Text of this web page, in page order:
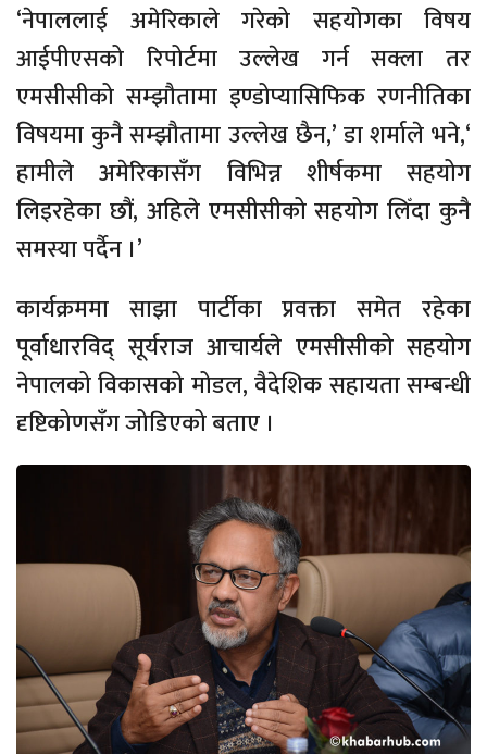
‘नेपाललाई अमेरिकाले गरेको सहयोगका विषय
आईपीएसको रिपोर्टमा उल्लेख गर्न सक्ला तर
एमसीसीको सम्झौतामा इण्डोप्यासिफिक रणनीतिका
विषयमा कुनै सम्झौतामा उल्लेख छैन,’ डा शर्माले भने,‘
हामीले अमेरिकासँग विभिन्न शीर्षकमा सहयोग
लिइरहेका छौं, अहिले एमसीसीको सहयोग लिँदा कुनै
समस्या पर्दैन ।’
कार्यक्रममा साझा पार्टीका प्रवक्ता समेत रहेका
पूर्वाधारविद् सूर्यराज आचार्यले एमसीसीको सहयोग
नेपालको विकासको मोडल, वैदेशिक सहायता सम्बन्धी
दृष्टिकोणसँग जोडिएको बताए ।